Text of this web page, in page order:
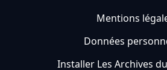
Mentions
Données
Installer Les Archives